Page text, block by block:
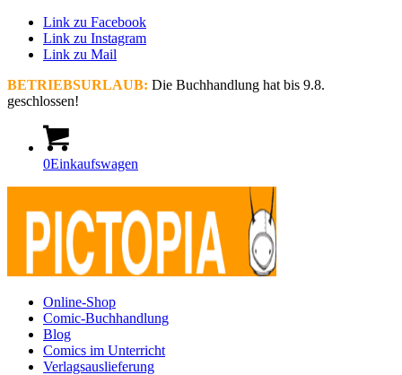
Link zu Facebook
Link zu Instagram
Link zu Mail
BETRIEBSURLAUB: Die Buchhandlung hat bis 9.8.
geschlossen!
0Einkaufswagen
Online-Shop
Comic-Buchhandlung
Blog
Comics im Unterricht
Verlagsauslieferung